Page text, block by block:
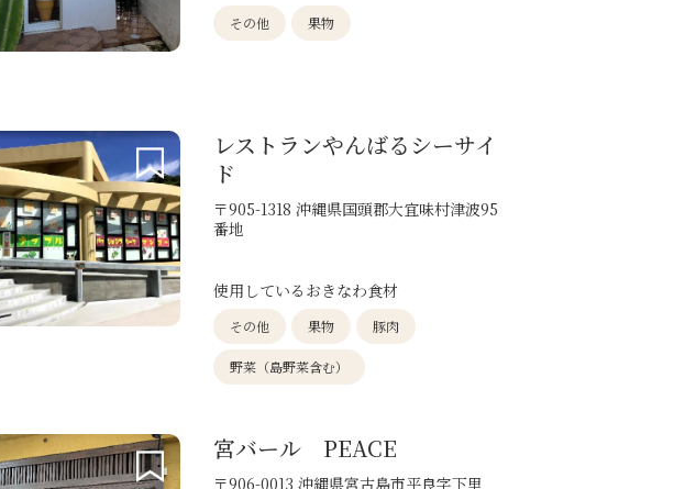
その他 果物
レストランやんばるシーサイ
ド
〒905-1318 沖縄県国頭郡大宜味村津波95
番地
使用しているおきなわ食材
その他 果物 豚肉
野菜（島野菜含む）
宮バール PEACE
〒906-0013 沖縄県宮古島市平良字下里